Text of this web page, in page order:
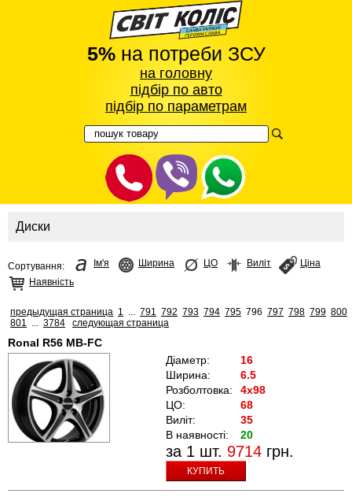
5%на потреби ЗСУ
на головну
підбір по авто
підбір по параметрам
Диски
Сортування: Ім'я Ширина ЦО Виліт
Ціна
Наявність
предыдущая страница 1 791 792 793 794 795 796 797 798 799 800
801
3784 следующая страница
Ronal R56 MB-FC
Діаметр:
16
Ширина:
6.5
Розболтовка:
4x98
ЦО:
68
Виліт:
35
В наявності:
20
за 1 шт. 9714 грн.
КУПИТЬ